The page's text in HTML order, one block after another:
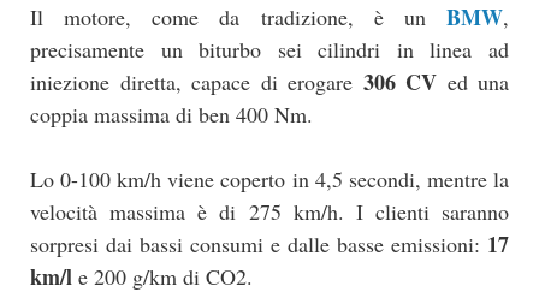
Il motore, come da tradizione, è un BMW,
precisamente un biturbo sei cilindri in linea ad
iniezione diretta, capace di erogare 306 CV ed una
coppia massima di ben 400 Nm.
Lo 0-100 km/h viene coperto in 4,5 secondi, mentre la
velocità massima è di 275 km/h. I clienti saranno
sorpresi dai bassi consumi e dalle basse emissioni: 17
km/l e 200 g/km di CO2.